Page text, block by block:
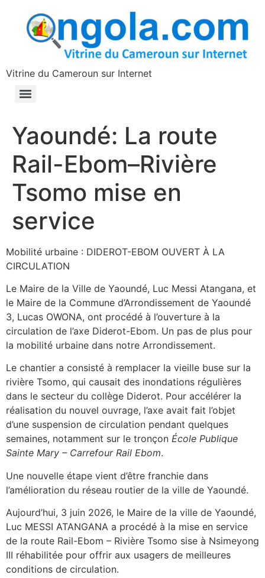
principal
Vitrine du Cameroun sur Internet
Yaoundé: La route
Rail-Ebom–Rivière
Tsomo mise en
service
Mobilité urbaine : DIDEROT-EBOM OUVERT À LA
CIRCULATION
Le Maire de la Ville de Yaoundé, Luc Messi Atangana, et
le Maire de la Commune d’Arrondissement de Yaoundé
3, Lucas OWONA, ont procédé à l’ouverture à la
circulation de l’axe Diderot-Ebom. Un pas de plus pour
la mobilité urbaine dans notre Arrondissement.
Le chantier a consisté à remplacer la vieille buse sur la
rivière Tsomo, qui causait des inondations régulières
dans le secteur du collège Diderot. Pour accélérer la
réalisation du nouvel ouvrage, l’axe avait fait l’objet
d’une suspension de circulation pendant quelques
semaines, notamment sur le tronçon École Publique
Sainte Mary – Carrefour Rail Ebom.
Une nouvelle étape vient d’être franchie dans
l’amélioration du réseau routier de la ville de Yaoundé.
Aujourd’hui, 3 juin 2026, le Maire de la ville de Yaoundé,
Luc MESSI ATANGANA a procédé à la mise en service
de la route Rail-Ebom – Rivière Tsomo sise à Nsimeyong
III réhabilitée pour offrir aux usagers de meilleures
conditions de circulation.